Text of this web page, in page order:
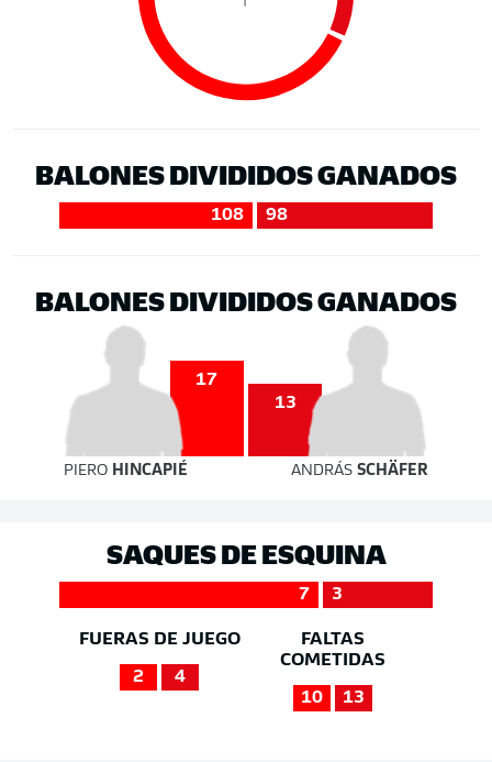
BALONES DIVIDIDOS GANADOS
108 98
BALONES DIVIDIDOS GANADOS
17
13
PIERO HINCAPIÉ ANDRÁSSCHÄFER
SAQUES DE ESQUINA
7 3
FUERAS DE JUEGO
2 4
FALTAS
COMETIDAS
10 13